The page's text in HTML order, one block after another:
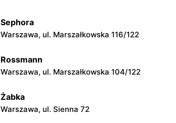
Intermarche Super
Intermarche Super
Sephora
Warszawa, ul. Marszałkowska 116/122
Rossmann
Warszawa, ul. Marszałkowska 104/122
Żabka
Warszawa, ul. Sienna 72